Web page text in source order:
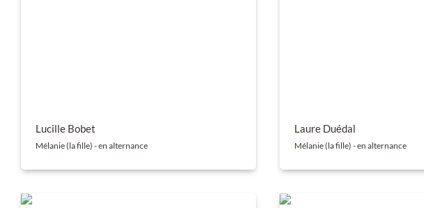
Lucille Bobet
Mélanie (la fille) - en alternance
Laure Duédal
Mélanie (la fille) - en alternance
Gwenda Guthwasser Olivier Troyon